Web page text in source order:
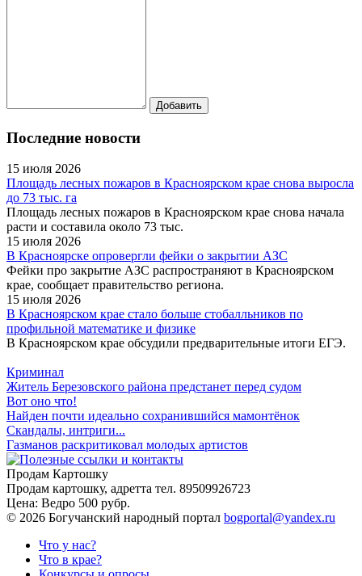
Последние новости
15 июля 2026
Площадь лесных пожаров в Красноярском крае снова выросла
до 73 тыс. га
Площадь лесных пожаров в Красноярском крае снова начала
расти и составила около 73 тыс.
15 июля 2026
В Красноярске опровергли фейки о закрытии АЗС
Фейки про закрытие АЗС распространяют в Красноярском
крае, сообщает правительство региона.
15 июля 2026
В Красноярском крае стало больше стобалльников по
профильной математике и физике
В Красноярском крае обсудили предварительные итоги ЕГЭ.
Криминал
Житель Березовского района предстанет перед судом
Вот оно что!
Найден почти идеально сохранившийся мамонтёнок
Скандалы, интриги...
Газманов раскритиковал молодых артистов
Продам Картошку
Продам картошку, адретта тел. 89509926723
Цена: Ведро 500 рубр.
© 2026 Богучанский народный портал bogportal@yandex.ru
Что у нас?
Что в крае?